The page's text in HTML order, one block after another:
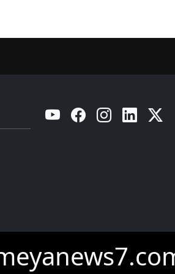
YouTube Facebook Instagram